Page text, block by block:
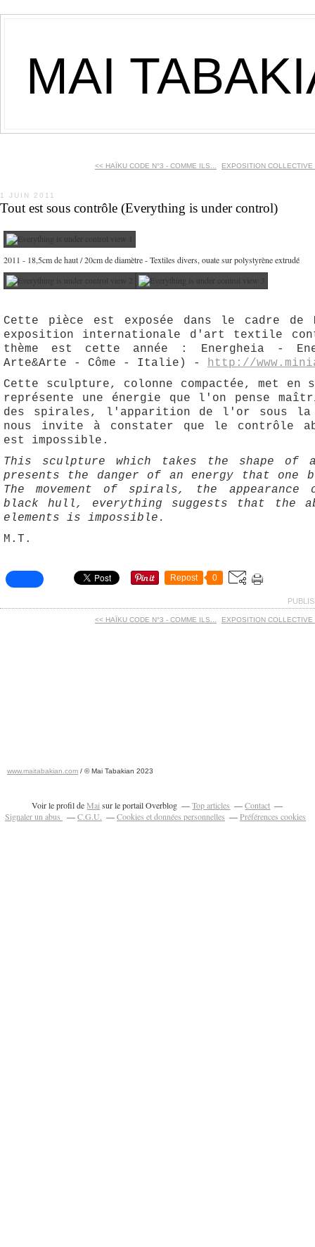
MAI
<< HAÏKU CODE N°3 - COMME ILS... EXPOSITION
1 JUIN 2011
Tout est sous contrôle (Everything is under control)
2011 - 18,5cm de haut / 20cm de diamètre - Textiles divers, ouate sur polystyrène extrudé
Cette pièce est exposée dans le cadre
exposition internationale d'art textile
thème est cette année : Energheia -
Arte&Arte - Côme - Italie) - http://
Cette sculpture, colonne compactée, met en
représente une énergie que l'on pense
des spirales, l'apparition de l'or sous la
nous invite à constater que le contrôle
est impossible.
This sculpture which takes the shape of a
presents the danger of an energy that one
The movement of spirals, the
black hull, everything suggests that the
elements is impossible.
M.T.
Repost 0
<< HAÏKU CODE N°3 - COMME ILS... EXPOSITION
www.maitabakian.com / © Mai Tabakian 2023
Voir le profil deMaisur le portail Overblog Top articles
Contact
Signaler un abus
C.G.U. Cookies et données personnelles Préférences cookies